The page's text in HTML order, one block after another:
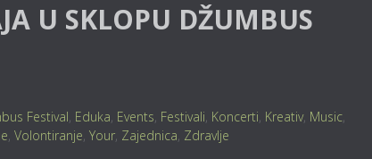
U SKLOPU DŽUMBUS
Festival, Eduka, Events, Festivali, Koncerti, Kreativ, Music,
, Volontiranje, Your, Zajednica, Zdravlje